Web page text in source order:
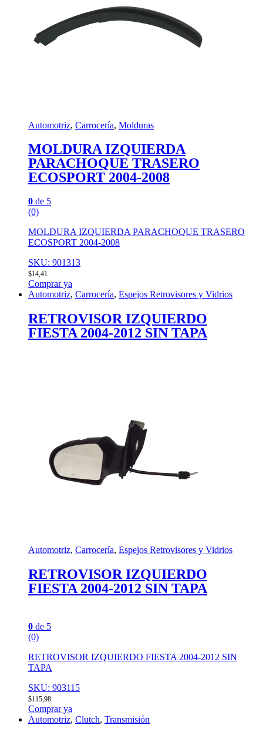
Automotriz, Carrocería, Molduras
MOLDURA IZQUIERDA
PARACHOQUE TRASERO
ECOSPORT 2004-2008
0 de 5
(0)
MOLDURA IZQUIERDA PARACHOQUE TRASERO
ECOSPORT 2004-2008
SKU: 901313
$14,41
Comprar ya
Automotriz, Carrocería, Espejos Retrovisores y Vidrios
RETROVISOR IZQUIERDO
FIESTA 2004-2012 SIN TAPA
Automotriz, Carrocería, Espejos Retrovisores y Vidrios
RETROVISOR IZQUIERDO
FIESTA 2004-2012 SIN TAPA
0 de 5
(0)
RETROVISOR IZQUIERDO FIESTA 2004-2012 SIN
TAPA
SKU: 903115
$115,98
Comprar ya
Automotriz, Clutch, Transmisión